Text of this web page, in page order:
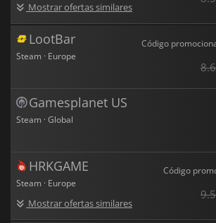
Mostrar ofertas similares
LootBar
Steam · Europe
Código
Gamesplanet US
Steam · Global
HRKGAME
Steam · Europe
Mostrar ofertas similares
Código